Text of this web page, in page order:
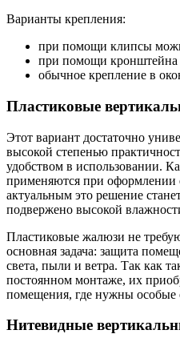
Варианты крепления:
при помощи клипсы
при помощи кронштейна
обычное крепление в
Пластиковые
Этот вариант достаточно
высокой степенью
удобством в использовании.
применяются при оформлении
актуальным это решение
подвержено высокой
Пластиковые жалюзи не
основная задача: защита
света, пыли и ветра. Так как
постоянном монтаже, их
помещения, где нужны особые
Нитевидные